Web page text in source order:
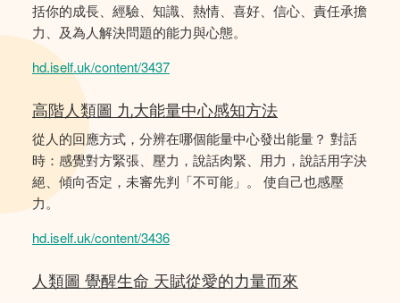
括你的成長、經驗、知識、熱情、喜好、信心、責任承擔
力、及為人解決問題的能力與心態。
hd.iself.uk/content/3437
高階人類圖 九大能量中心感知方法
從人的回應方式，分辨在哪個能量中心發出能量？ 對話
時：感覺對方緊張、壓力，說話肉緊、用力，說話用字決
絕、傾向否定，未審先判「不可能」。 使自己也感壓
力。
hd.iself.uk/content/3436
人類圖 覺醒生命 天賦從愛的力量而來